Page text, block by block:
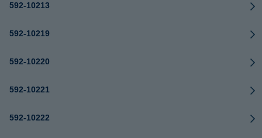
592-10213
592-10219
592-10220
592-10221
592-10222